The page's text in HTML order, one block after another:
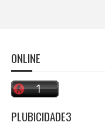
ONLINE
PLUBICIDADE3